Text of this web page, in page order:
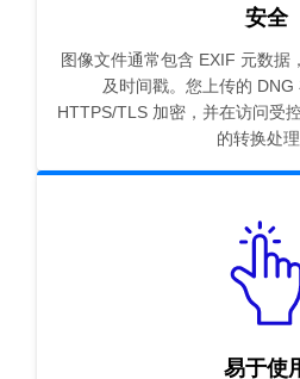
安全
图像文件通常包含 EXIF 元数据
及时间戳。您上传的 DNG
HTTPS/TLS 加密，并在访问受
的转换处理
易于使